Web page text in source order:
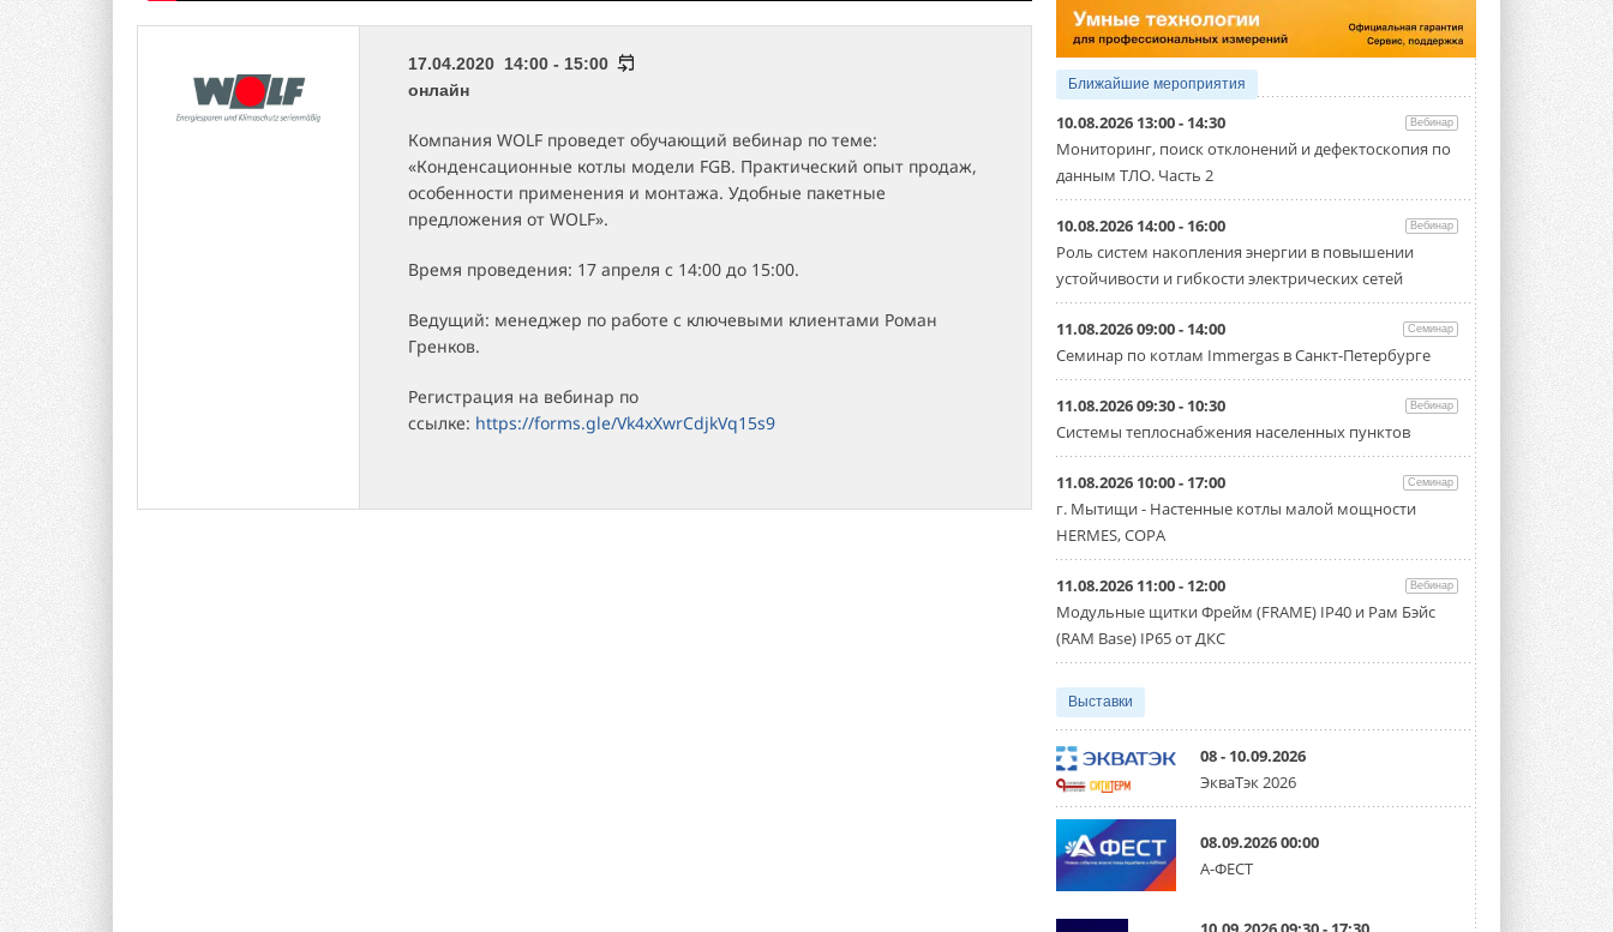
17.04.2020 14:00 - 15:00
онлайн
Компания WOLF проведет обучающий вебинар по теме:
«Конденсационные котлы модели FGB. Практический опыт продаж,
особенности применения и монтажа. Удобные пакетные
предложения от WOLF».
Время проведения: 17 апреля с 14:00 до 15:00.
Ведущий: менеджер по работе с ключевыми клиентами Роман
Гренков.
Регистрация на вебинар по
ссылке: https://forms.gle/Vk4xXwrCdjkVq15s9
Ближайшие мероприятия
10.08.2026 13:00 - 14:30 Вебинар
Мониторинг, поиск отклонений и дефектоскопия по
данным ТЛО. Часть 2
10.08.2026 14:00 - 16:00 Вебинар
Роль систем накопления энергии в повышении
устойчивости и гибкости электрических сетей
11.08.2026 09:00 - 14:00 Семинар
Семинар по котлам Immergas в Санкт-Петербурге
11.08.2026 09:30 - 10:30 Вебинар
Системы теплоснабжения населенных пунктов
11.08.2026 10:00 - 17:00 Семинар
г. Мытищи - Настенные котлы малой мощности
HERMES, COPA
11.08.2026 11:00 - 12:00 Вебинар
Модульные щитки Фрейм (FRAME) IP40 и Рам Бэйс
(RAM Base) IP65 от ДКС
Выставки
08 - 10.09.2026
ЭкваТэк 2026
08.09.2026 00:00
А-ФЕСТ